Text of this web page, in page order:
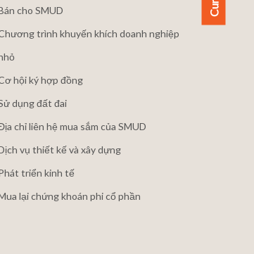
cho SMUD
trình khuyến khích doanh nghiệp
hội ký hợp đồng
dụng đất đai
chỉ liên hệ mua sắm của SMUD
vụ thiết kế và xây dựng
triển kinh tế
lại chứng khoán phi cổ phần